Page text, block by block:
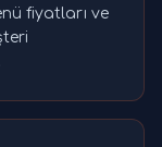
fiyatları ve